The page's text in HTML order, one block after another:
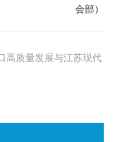
会部）
高质量发展与江苏现代